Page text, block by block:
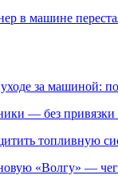
в машине
за машиной:
— без
топливную
«Волгу» —